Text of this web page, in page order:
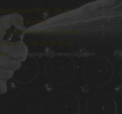
Champagne RENE JOLLY
rue de la gare
LANDREVILLE - FRANCE
: 03 25 38 50 91
:
champagne@renejolly.com